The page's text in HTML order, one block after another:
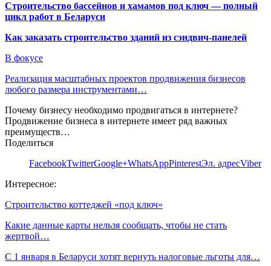
Строительство бассейнов и хамамов под ключ — полный
цикл работ в Беларуси
Как заказать строительство зданий из сэндвич-панелей
В фокусе
Реализация масштабных проектов продвижения бизнесов
любого размера инструментами…
Почему бизнесу необходимо продвигаться в интернете?
Продвижение бизнеса в интернете имеет ряд важных
преимуществ…
Поделиться
FacebookTwitterGoogle+WhatsAppPinterestЭл. адресViber
Интересное:
Строительство коттеджей «под ключ»
Какие данные карты нельзя сообщать, чтобы не стать
жертвой…
С 1 января в Беларуси хотят вернуть налоговые льготы для…